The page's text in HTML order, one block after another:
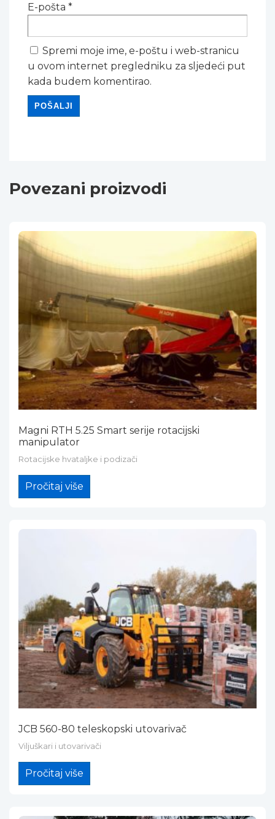
E-pošta *
Spremi moje ime, e-poštu i web-stranicu
u ovom internet pregledniku za sljedeći put
kada budem komentirao.
Povezani proizvodi
Magni RTH 5.25 Smart serije rotacijski
manipulator
Rotacijske hvataljke i podizači
Pročitaj više
JCB 560-80 teleskopski utovarivač
Viljuškari i utovarivači
Pročitaj više